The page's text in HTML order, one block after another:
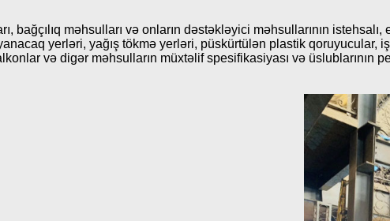
məhsulları və onların dəstəkləyici məhsullarının istehsalı,
yerləri, yağış tökmə yerləri, püskürtülən plastik qoruyucular,
və digər məhsulların müxtəlif spesifikasiyası və üslublarının